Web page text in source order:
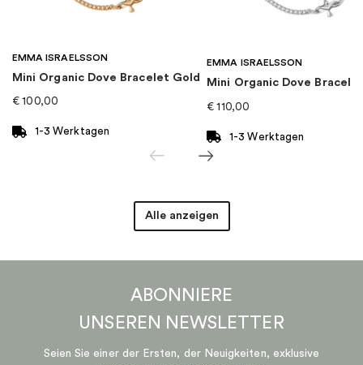
EMMA ISRAELSSON
Mini Organic Dove Bracelet Gold
€ 100,00
1-3 Werktagen
EMMA ISRAELSSON
Mini Organic Dove
€ 110,00
1-3 Werktagen
Alle anzeigen
ABONNIERE
UNSEREN NEWSLETTER
Seien Sie einer der Ersten, der Neuigkeiten, exklusive